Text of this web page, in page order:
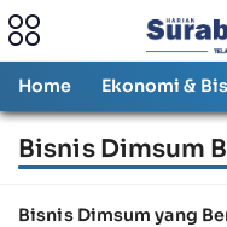
Home Ekonomi &
Bisnis Dimsum
Bisnis Dimsum yang